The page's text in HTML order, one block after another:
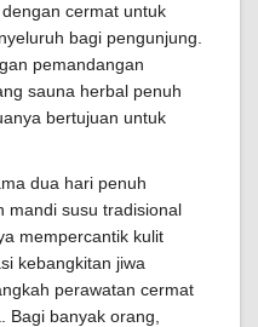
cermat untuk
bagi pengunjung.
pemandangan
sauna herbal penuh
bertujuan untuk
dua hari penuh
mandi susu tradisional
mempercantik kulit
kebangkitan jiwa
perawatan cermat
Bagi banyak orang,